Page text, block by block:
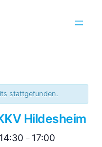
stattgefunden.
Hildesheim
14:30 – 17:00